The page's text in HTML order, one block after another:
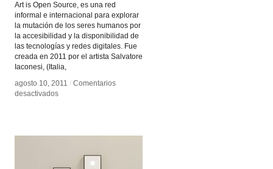
Art is Open Source, es una red
informal e internacional para explorar
la mutación de los seres humanos por
la accesibilidad y la disponibilidad de
las tecnologías y redes digitales. Fue
creada en 2011 por el artista Salvatore
Iaconesi, (Italia,
agosto 10, 2011 / Comentarios
desactivadosen
agosto 10, 2011 / Comentarios
desactivadosen